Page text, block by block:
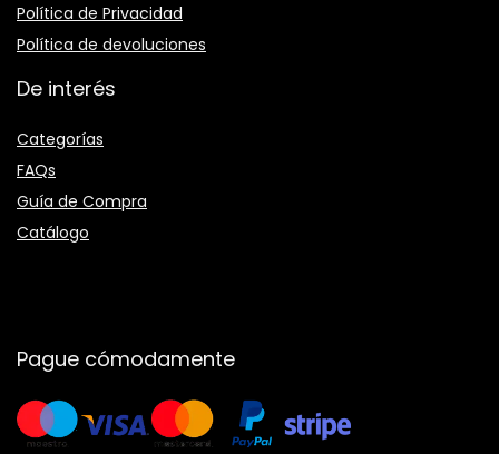
Política de Privacidad
Política de devoluciones
De interés
Categorías
FAQs
Guía de Compra
Catálogo
Pague cómodamente